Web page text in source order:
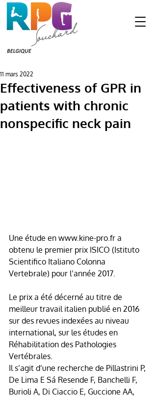
Effectiveness of GPR in
patients with chronic
nonspecific neck pain
11 mars 2022
Une étude en www.kine-pro.fr a
obtenu le premier prix ISICO (Istituto
Scientifico Italiano Colonna
Vertebrale) pour l’année 2017.
Le prix a été décerné au titre de
meilleur travail italien publié en 2016
sur des revues indexées au niveau
international, sur les études en
Réhabilitation des Pathologies
Vertébrales.
Il s’agit d’une recherche de Pillastrini P,
De Lima E Sá Resende F, Banchelli F,
Burioli A, Di Ciaccio E, Guccione AA,